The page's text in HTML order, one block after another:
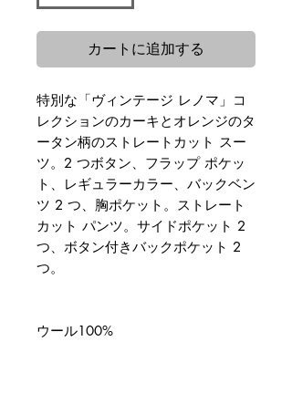
カートに追加する
特別な「ヴィンテージ レノマ」コ
レクションのカーキとオレンジのタ
ータン柄のストレートカット スー
ツ。2 つボタン、フラップ ポケッ
ト、レギュラーカラー、バックベン
ツ 2 つ、胸ポケット。ストレート
カット パンツ。サイドポケット 2
つ、ボタン付きバックポケット 2
つ。
ウール100%